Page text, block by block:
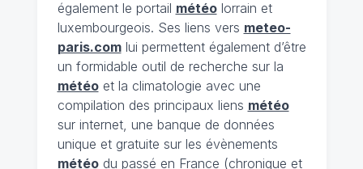
également le portail météolorrain et
luxembourgeois. Ses liens vers meteo-
paris.comlui permettent également d’être
un formidable outil de recherche sur la
météoet la climatologie avec une
compilation des principaux liens météo
sur internet, une banque de données
unique et gratuite sur les évènements
météodu passé en France (chronique et